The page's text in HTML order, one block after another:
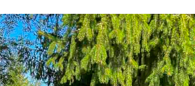
Pinterest LinkedIn Gmail